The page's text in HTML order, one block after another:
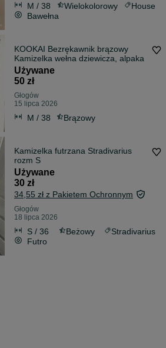
M / 38 Wielokolorowy
House
Bawełna
KOOKAI Bezrękawnik brązowy
Kamizelka wełna dziewicza, alpaka
Używane
50 zł
Głogów
15 lipca 2026
M / 38 Brązowy
Kamizelka futrzana Stradivarius
rozm S
Używane
30 zł
34,55 zł z Pakietem Ochronnym
Głogów
18 lipca 2026
S / 36 Beżowy
Stradivarius
Futro